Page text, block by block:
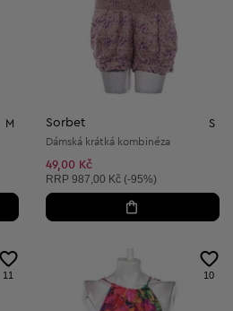
M Sorbet S
Dámská krátká kombinéza
49,00 Kč
Doporučená cena:
RRP 987,00 Kč (-95%)
11 10